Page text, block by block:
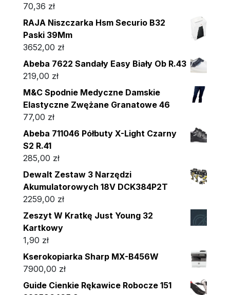
70,36 zł
RAJA Niszczarka Hsm Securio B32
Paski 39Mm
3652,00 zł
Abeba 7622 Sandały Easy Biały Ob R.43
219,00 zł
M&C Spodnie Medyczne Damskie
Elastyczne Zwężane Granatowe 46
77,00 zł
Abeba 711046 Półbuty X-Light Czarny
S2 R.41
285,00 zł
Dewalt Zestaw 3 Narzędzi
Akumulatorowych 18V DCK384P2T
2259,00 zł
Zeszyt W Kratkę Just Young 32
Kartkowy
1,90 zł
Kserokopiarka Sharp MX-B456W
7900,00 zł
Guide Cienkie Rękawice Robocze 151